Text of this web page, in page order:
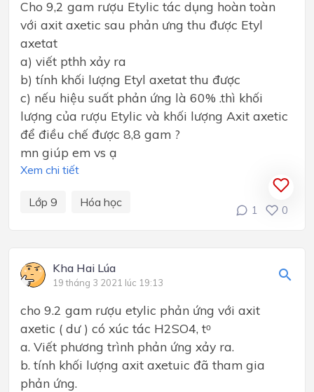
Cho 9,2 gam rượu Etylic tác dụng hoàn toàn
với axit axetic sau phản ưng thu được Etyl
axetat
a) viết pthh xảy ra
b) tính khối lượng Etyl axetat thu được
c) nếu hiệu suất phản ứng là 60% .thì khối
lượng của rượu Etylic và khối lượng Axit axetic
để điều chế được 8,8 gam ?
mn giúp em vs ạ
Xem chi tiết
Lớp 9 Hóa học
1 0
Kha Hai Lúa
19 tháng 3 2021 lúc 19:13
cho 9.2 gam rượu etylic phản ứng với axit
axetic ( dư ) có xúc tác H2SO4, tᵒ
a. Viết phương trình phản ứng xảy ra.
b. tính khối lượng axit axetuic đã tham gia
phản ứng.